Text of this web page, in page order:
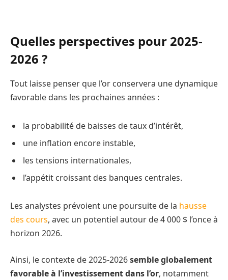
Quelles perspectives pour 2025-
2026 ?
Tout laisse penser que l’or conservera une dynamique
favorable dans les prochaines années :
la probabilité de baisses de taux d’intérêt,
une inflation encore instable,
les tensions internationales,
l’appétit croissant des banques centrales.
Les analystes prévoient une poursuite de la hausse
des cours, avec un potentiel autour de 4 000 $ l’once à
horizon 2026.
Ainsi, le contexte de 2025-2026semble globalement
favorable à l’investissement dans l’or, notamment